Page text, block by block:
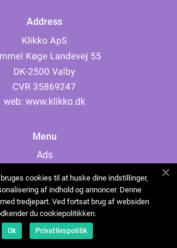
Address
web: www.klikko.dk
Menu
Ads
Cookies
Contact
Sitemap
cookies til at huske dine indstillinger,
af indhold og annoncer. Denne
tredjepart. Ved fortsat brug af websiden
du cookiepolitikken.
Ok Privatlivspolitik